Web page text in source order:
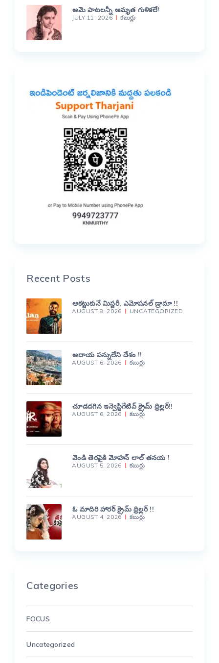
ఆమె పాటలన్నీ అమృత గుళికలే!
JULY 11, 2026 కబుర్లు
Recent Posts
ఆకట్టుకునే మిస్టరీ, ఎమోషనల్ డ్రామా !!
AUGUST 8, 2026 UNCATEGORIZED
ఆదాయ పన్నులేని దేశం !!
AUGUST 6, 2026 కబుర్లు
చూడదగిన ఇన్వెస్టిగేటివ్ క్రైమ్ థ్రిల్లర్!!
AUGUST 6, 2026 కబుర్లు
వెండి తెరపైకి మోహన్ లాల్ తనయ !
AUGUST 5, 2026 కబుర్లు
ఓ మాదిరి హారర్ క్రైమ్ థ్రిల్లర్ !!
AUGUST 4, 2026 కబుర్లు
Categories
FOCUS
Uncategorized